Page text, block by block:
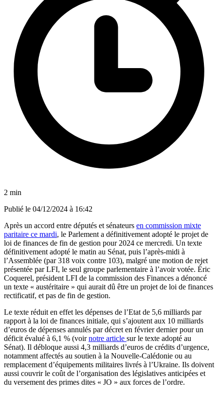
2 min
Publié le 04/12/2024 à 16:42
Après un accord entre députés et sénateurs en commission mixte
paritaire ce mardi, le Parlement a définitivement adopté le projet de
loi de finances de fin de gestion pour 2024 ce mercredi. Un texte
définitivement adopté le matin au Sénat, puis l’après-midi à
l’Assemblée (par 318 voix contre 103), malgré une motion de rejet
présentée par LFI, le seul groupe parlementaire à l’avoir votée. Éric
Coquerel, président LFI de la commission des Finances a dénoncé
un texte « austéritaire » qui aurait dû être un projet de loi de finances
rectificatif, et pas de fin de gestion.
Le texte réduit en effet les dépenses de l’Etat de 5,6 milliards par
rapport à la loi de finances initiale, qui s’ajoutent aux 10 milliards
d’euros de dépenses annulés par décret en février dernier pour un
déficit évalué à 6,1 % (voirnotre article sur le texte adopté au
Sénat). Il débloque aussi 4,3 milliards d’euros de crédits d’urgence,
notamment affectés au soutien à la Nouvelle-Calédonie ou au
remplacement d’équipements militaires livrés à l’Ukraine. Ils doivent
aussi couvrir le coût de l’organisation des législatives anticipées et
du versement des primes dites « JO » aux forces de l’ordre.